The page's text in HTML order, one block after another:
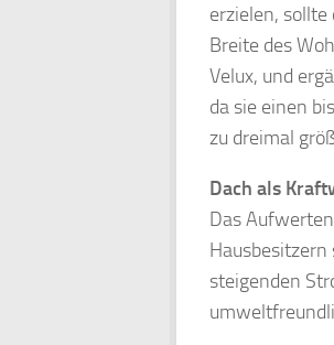
erzielen,
Breite des
Velux, und
da sie einen bis
zu dreimal
Dach als
Das
Hausbesitzern
steigenden